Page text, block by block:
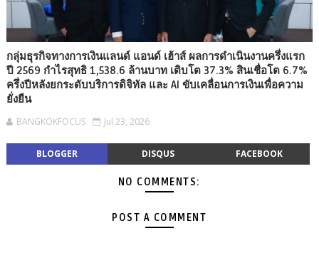
กลุ่มธุรกิจทางการเงินแลนด์ แอนด์ เฮ้าส์ ผลการดำเนินงานครึ่งแรก
ปี 2569 กำไรสุทธิ 1,538.6 ล้านบาท เติบโต 37.3% สินเชื่อโต 6.7%
ครึ่งปีหลังยกระดับบริการดิจิทัล และ AI ขับเคลื่อนการเงินเพื่อความ
ยั่งยืน
BANGKOKFOCUS Jul 23, 2026
BLOGGER DISQUS FACEBOOK
NO COMMENTS:
POST A COMMENT